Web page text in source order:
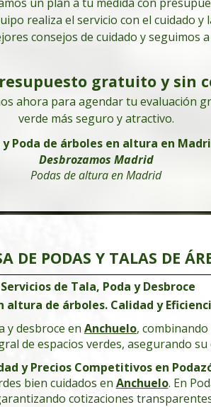
realiza el servicio con el cuidado y
consejos de cuidado y
gratuito y sin
ahora para agendar tu evaluación
verde más seguro y atractivo.
y Poda de árboles en altura en
Desbrozamos Madrid
Podas de altura en Madrid
presupuesto gratuito y sin
601 904 866
601 904 866
de gran alturaÁrboles de gran
Poda de árboles en Madrid
DE PODAS Y TALAS DE
Servicios de Tala, Poda y Desbroce
altura de árboles. Calidad y
y desbroce en Anchuelo,
de espacios verdes, asegurando
y Precios Competitivos en
bien cuidados en Anchuelo. En
cotizaciones